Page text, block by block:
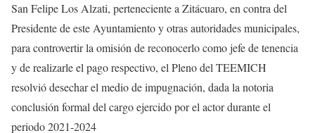
San Felipe Los Alzati, perteneciente a Zitácuaro, en contra del
Presidente de este Ayuntamiento y otras autoridades municipales,
para controvertir la omisión de reconocerlo como jefe de tenencia
y de realizarle el pago respectivo, el Pleno del TEEMICH
resolvió desechar el medio de impugnación, dada la notoria
conclusión formal del cargo ejercido por el actor durante el
periodo 2021-2024